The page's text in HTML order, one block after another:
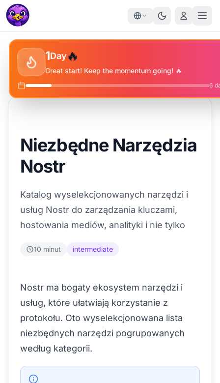
🔥
✨
⭐ 1Day🔥
Great start! Keep the momentum going! 🔥
6
Niezbędne Narzędzia
Nostr
Katalog wyselekcjonowanych narzędzi i
usług Nostr do zarządzania kluczami,
hostowania mediów, analityki i nie tylko
10 minut intermediate
Nostr ma bogaty ekosystem narzędzi i
usług, które ułatwiają korzystanie z
protokołu. Oto wyselekcjonowana lista
niezbędnych narzędzi pogrupowanych
według kategorii.